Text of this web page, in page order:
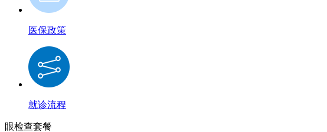
医保政策
就诊流程
眼检查套餐